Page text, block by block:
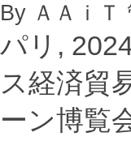
By ＡＡｉＴ
パリ,
ス経済貿
ーン博覧